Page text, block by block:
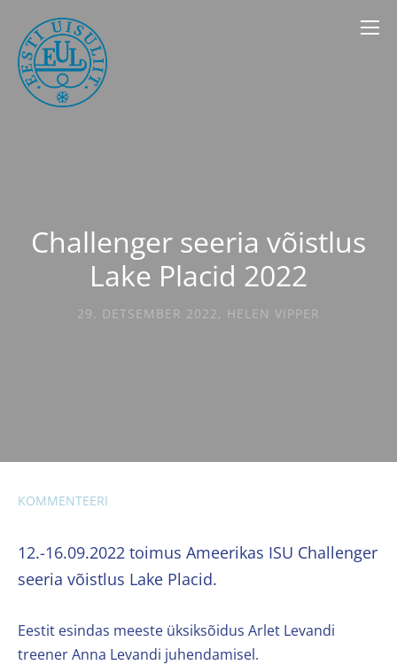
Challenger seeria võistlus
Lake Placid 2022
29. DETSEMBER 2022, HELEN VIPPER
KOMMENTEERI
12.-16.09.2022 toimus Ameerikas ISU Challenger
seeria võistlus Lake Placid.
Eestit esindas meeste üksiksõidus Arlet Levandi
treener Anna Levandi juhendamisel.